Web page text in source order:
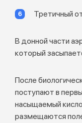
Третичный
В донной части
который
После
поступают в
насыщаемый
размещаются